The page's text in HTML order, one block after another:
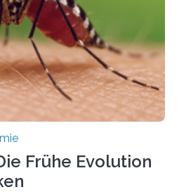
Einige Arten
Zellfäden dichte Geflechte
Was auffällig ist: Die
Frühe Evolution